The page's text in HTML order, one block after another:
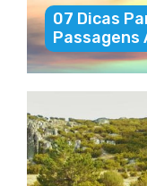
07 Dicas
Passagens